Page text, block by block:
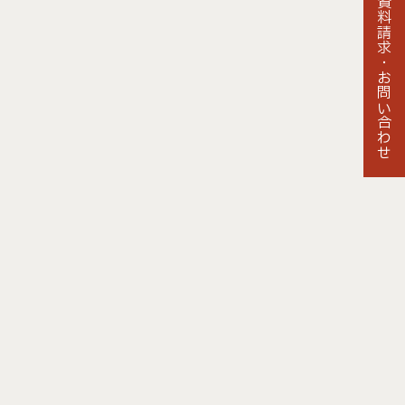
資料請求・
お問い合わせ